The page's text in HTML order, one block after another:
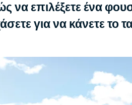
να επιλέξετε ένα
για να κάνετε το